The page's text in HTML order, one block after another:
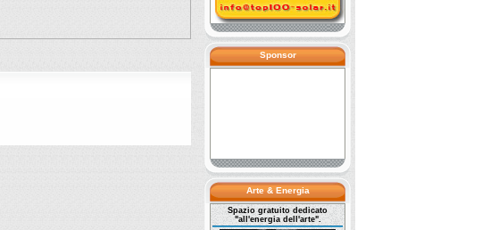
Sponsor
Arte & Energia
Spazio gratuito dedicato
"all'energia dell'arte".